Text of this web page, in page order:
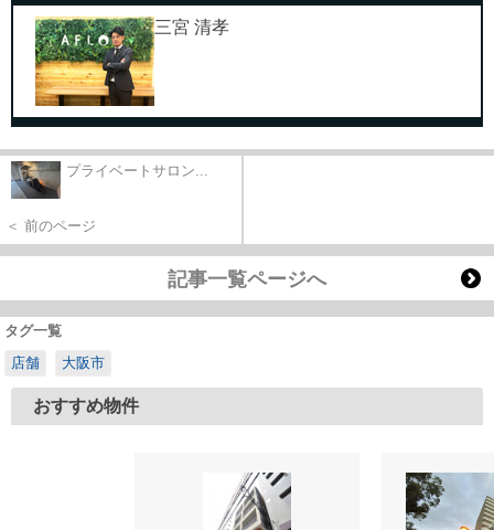
三宮 清孝
プライベートサロン...
＜ 前のページ
記事一覧ページへ
タグ一覧
店舗
大阪市
おすすめ物件